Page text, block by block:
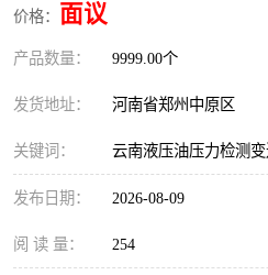
价格： 面议
产品数量： 9999.00个
发货地址： 河南省郑州中原区
关键词： 云南液压油压力检测
发布日期： 2026-08-09
阅 读 量： 254